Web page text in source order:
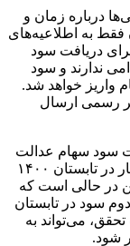
درباره زمان و
فقط به اطلاعیه‌های
دریافت سود
ندارند و سود
واریز خواهد شد.
رسمی ارسال
سود سهام عدالت
عمدتاً در نیمه دوم سال انجام می‌شد و تنها یک‌بار در تابستان ۱۴۰۰
در حالی است که
سود در تابستان
می‌تواند به
شود.